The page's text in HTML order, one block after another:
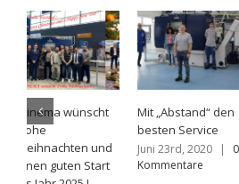
Mit „Abstand“ den
besten Service
Juni 23rd, 2020 |
Kommentare
Neues WINEMA
Karriereportal
Dezember 17th,
2019 | 0